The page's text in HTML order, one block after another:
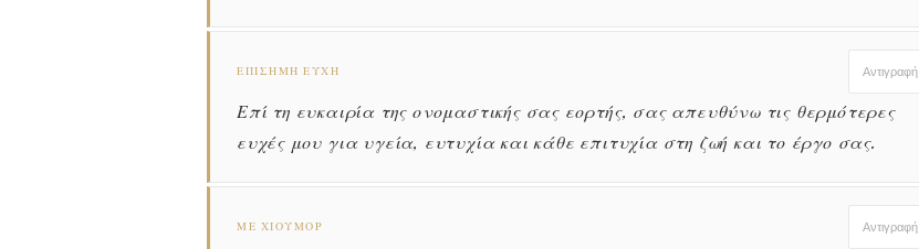
ΕΠΊΣΗΜΗ ΕΥΧΉ
Επί τη ευκαιρία της ονομαστικής σας εορτής, σας απευθύνω τις θερμότερες
ευχές μου για υγεία, ευτυχία και κάθε επιτυχία στη ζωή και το έργο σας.
Αντιγραφή
ΜΕ ΧΙΟΎΜΟΡ Αντιγραφή